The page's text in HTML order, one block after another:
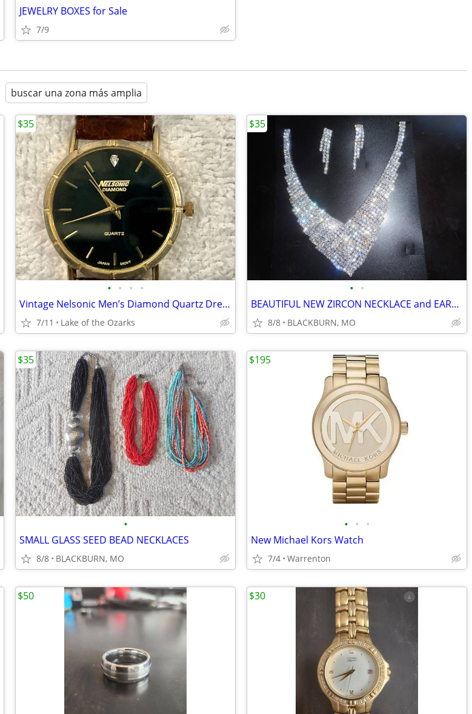
JEWELRY BOXES for Sale
7/9
buscar una zona más amplia
• • • •
Vintage Nelsonic Men’s Diamond Quartz Dress Watch with black Dial
7/11 Lake of the Ozarks
$35
• •
BEAUTIFUL NEW ZIRCON NECKLACE and EARRINGS
8/8 BLACKBURN, MO
$35
•
SMALL GLASS SEED BEAD NECKLACES
8/8 BLACKBURN, MO
$35
• • •
New Michael Kors Watch
7/4 Warrenton
$195
$50 $30